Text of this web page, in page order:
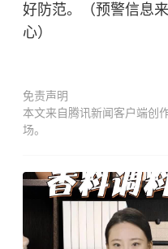
好防范。（预警信息
心）
免责声明
本文来自腾讯新闻客户端创
场。